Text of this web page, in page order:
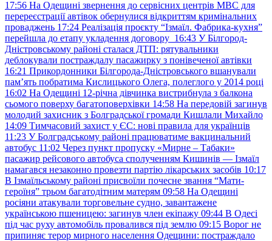
17:56 На Одещині звернення до сервісних центрів МВС для
перереєстрації автівок обернулися відкриттям кримінальних
проваджень 17:24 Реалізація проєкту “Ізмаїл. Фабрика-кухня”
перейшла до етапу укладення договору 16:43 У Білгород-
Дністровському районі сталася ДТП: рятувальники
деблокували постраждалу пасажирку з понівеченої автівки
16:21 Прикордонники Білгорода-Дністровського вшанували
пам’ять побратима Кислицького Олега, полеглого у 2014 році
16:02 На Одещині 12-річна дівчинка вистрибнула з балкона
сьомого поверху багатоповерхівки 14:58 На передовій загинув
молодий захисник з Болградської громади Кишлали Михайло
14:09 Тимчасовий захист у ЄС: нові правила для українців
11:23 У Болградському районі працюватиме вакцинальний
автобус 11:02 Через пункт пропуску «Мирне – Табаки»
пасажир рейсового автобуса сполученням Кишинів — Ізмаїл
намагався незаконно провезти партію лікарських засобів 10:17
В Ізмаїльському районі присвоїли почесне звання “Мати-
героїня” трьом багатодітним матерям 09:58 На Одещині
росіяни атакували торговельне судно, завантажене
українською пшеницею: загинув член екіпажу 09:44 В Одесі
під час руху автомобіль провалився під землю 09:15 Ворог не
припиняє терор мирного населення Одещини: постраждало